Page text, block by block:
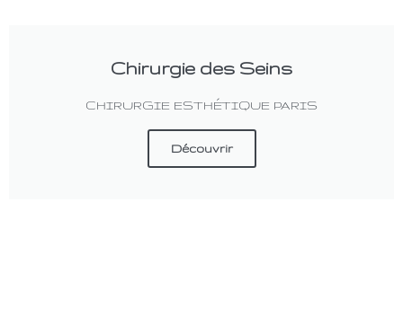
Chirurgie des Seins
CHIRURGIE ESTHÉTIQUE PARIS
Découvrir